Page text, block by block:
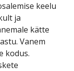
keelu
ja
kätte
Vanem
kodus.